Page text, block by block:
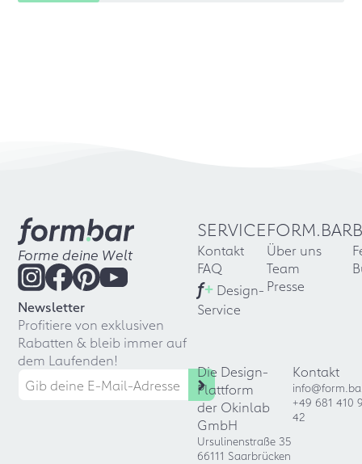
Forme deine Welt
Newsletter
Profitiere von exklusiven
Rabatten & bleib immer auf
dem Laufenden!
SERVICE
Kontakt
FAQ
f+ Design-
Service
FORM.BAR
Über uns
Team
Presse
Die Design-
Plattform
der Okinlab
GmbH
Ursulinenstraße 35
66111 Saarbrücken
Kontakt
+49 681 410
42